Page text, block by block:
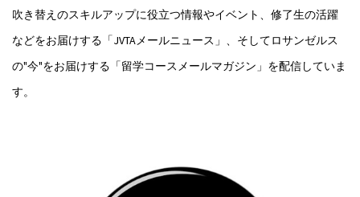
吹き替えのスキルアップに役立つ情報やイベント、修了生の活躍
などをお届けする「JVTAメールニュース」、そしてロサンゼルス
の"今"をお届けする「留学コースメールマガジン」を配信していま
す。